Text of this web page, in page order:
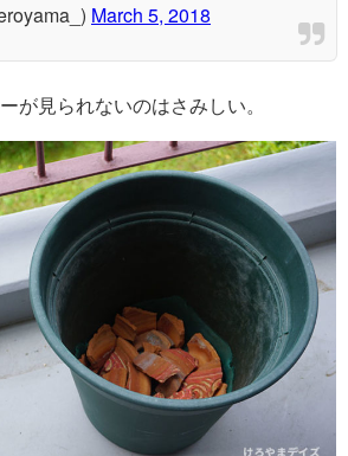
March 5, 2018
が見られないのはさみしい。